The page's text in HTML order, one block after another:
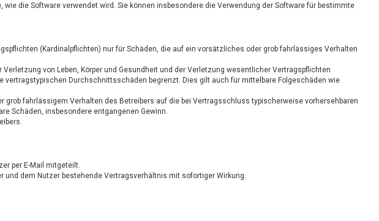
die Software verwendet wird. Sie können insbesondere die Verwendung der Software für bestimmte
(Kardinalpflichten) nur für Schäden, die auf ein vorsätzliches oder grob fahrlässiges Verhalten
von Leben, Körper und Gesundheit und der Verletzung wesentlicher Vertragspflichten
Durchschnittsschäden begrenzt. Dies gilt auch für mittelbare Folgeschäden wie
grob fahrlässigem Verhalten des Betreibers auf die bei Vertragsschluss typischerweise vorhersehbaren
Schäden, insbesondere entgangenen Gewinn.
per E-Mail mitgeteilt.
dem Nutzer bestehende Vertragsverhältnis mit sofortiger Wirkung.